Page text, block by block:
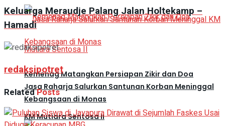
Kemenag Matangkan Persiapan Zikir dan Doa
Kebangsaan di Monas
Jasa Raharja Salurkan Santunan Korban Meninggal
KM Mutiara Sentosa II
Keluarga Meraudje Palang Jalan Holtekamp –
Hamadi
redaksipotret
RelatedPosts